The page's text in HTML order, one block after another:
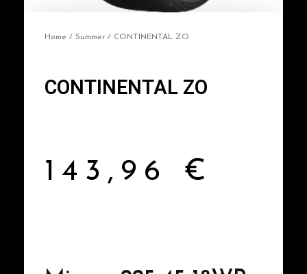
Home / Summer / CONTINENTAL ZO
CONTINENTAL ZO
143,96 €